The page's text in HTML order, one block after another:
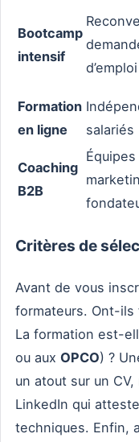
Bootcamp
intensif
d’emploi
Formation
en ligne
salariés
Coaching
B2B
Équipes
Critères de
Avant de vous
formateurs. Ont-
La formation est-
ou aux OPCO) ?
un atout sur un
LinkedIn qui
techniques. Enfin,